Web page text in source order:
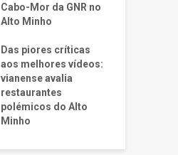
Cabo-Mor da GNR no
Alto Minho
Das piores críticas
aos melhores vídeos:
vianense avalia
restaurantes
polémicos do Alto
Minho